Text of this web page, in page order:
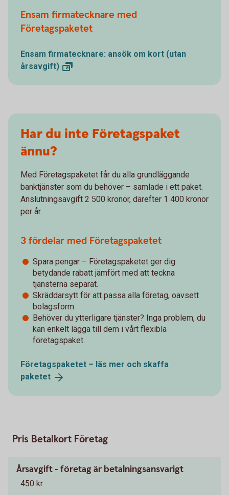
Ensam firmatecknare med
Företagspaketet
Ensam firmatecknare: ansök om kort (utan
årsavgift)
Har du inte Företagspaket
ännu?
Med Företagspaketet får du alla grundläggande
banktjänster som du behöver – samlade i ett paket.
Anslutningsavgift 2 500 kronor, därefter 1 400 kronor
per år.
3 fördelar med Företagspaketet
Spara pengar – Företagspaketet ger dig
betydande rabatt jämfört med att teckna
tjänsterna separat.
Skräddarsytt för att passa alla företag, oavsett
bolagsform.
Behöver du ytterligare tjänster? Inga problem, du
kan enkelt lägga till dem i vårt flexibla
företagspaket.
Företagspaketet – läs mer och skaffa
paketet
Pris Betalkort Företag
Årsavgift - företag är betalningsansvarigt
450 kr